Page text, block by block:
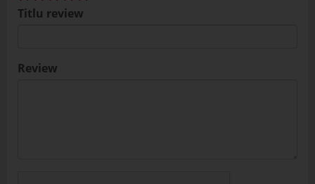
Titlu review
Review